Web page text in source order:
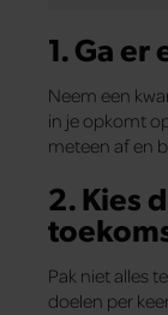
1. Ga
Neem een
in je opkomt
meteen af en
2. Kies
Pak niet alles
doelen per